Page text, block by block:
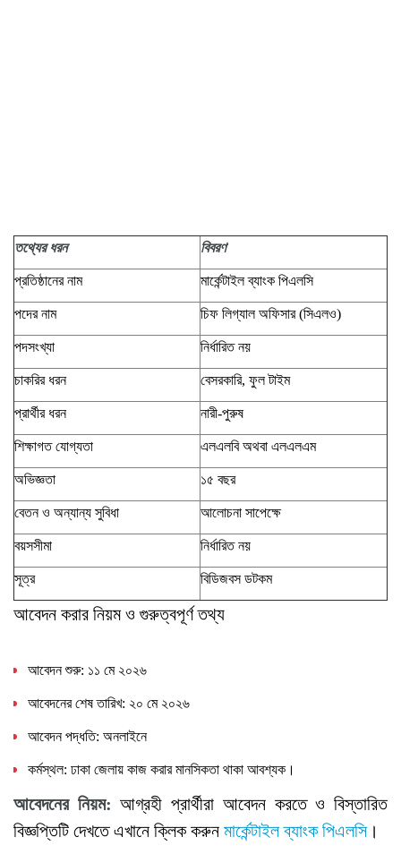
তথ্যের ধরন বিবরণ
প্রতিষ্ঠানের নাম মার্কেন্টাইল ব্যাংক পিএলসি
পদের নাম চিফ লিগ্যাল অফিসার (সিএলও)
পদসংখ্যা নির্ধারিত নয়
চাকরির ধরন বেসরকারি, ফুল টাইম
প্রার্থীর ধরন নারী-পুরুষ
শিক্ষাগত যোগ্যতা এলএলবি অথবা এলএলএম
অভিজ্ঞতা ১৫ বছর
বেতন ও অন্যান্য সুবিধা আলোচনা সাপেক্ষে
বয়সসীমা নির্ধারিত নয়
সূত্র বিডিজবস ডটকম
আবেদন করার নিয়ম ও গুরুত্বপূর্ণ তথ্য
আবেদন শুরু: ১১ মে ২০২৬
আবেদনের শেষ তারিখ: ২০ মে ২০২৬
আবেদন পদ্ধতি: অনলাইনে
কর্মস্থল: ঢাকা জেলায় কাজ করার মানসিকতা থাকা আবশ্যক।
আবেদনের নিয়ম: আগ্রহী প্রার্থীরা আবেদন করতে ও বিস্তারিত
বিজ্ঞপ্তিটি দেখতে এখানে ক্লিক করুন মার্কেন্টাইল ব্যাংক পিএলসি।